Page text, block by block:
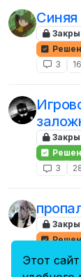
Синяя
3
3
Этот